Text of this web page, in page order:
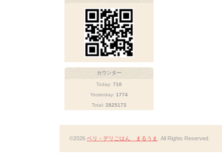
カウンター
Today: 710
Yesterday: 1774
Total: 2825173
©2026 ベリ・デリごはん まるうま . All Rights Reserved.